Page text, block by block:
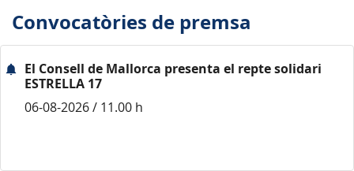
Convocatòries de premsa
El Consell de Mallorca presenta el repte solidari
ESTRELLA 17
06-08-2026 / 11.00 h